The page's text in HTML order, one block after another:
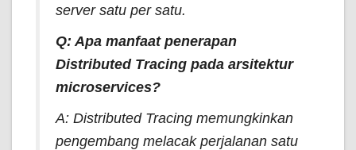
server satu per satu.
Q: Apa manfaat penerapan
Distributed Tracing pada arsitektur
microservices?
A: Distributed Tracing memungkinkan
pengembang melacak perjalanan satu